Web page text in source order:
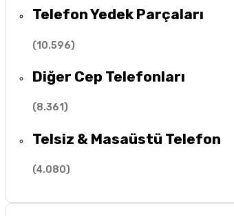
Telefon Yedek Parçaları
(10.596)
Diğer Cep Telefonları
(8.361)
Telsiz & Masaüstü Telefon
(4.080)